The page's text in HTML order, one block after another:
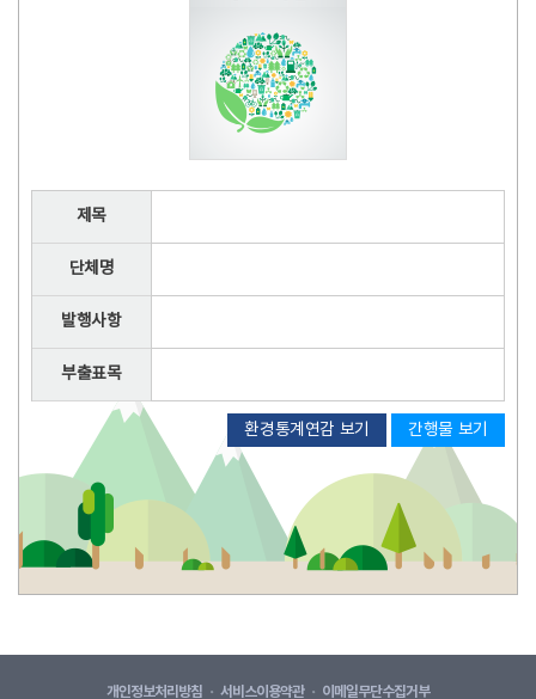
제목
단체명
발행사항
부출표목
환경통계연감 보기 간행물 보기
개인정보처리방침 서비스이용약관 이메일무단수집거부